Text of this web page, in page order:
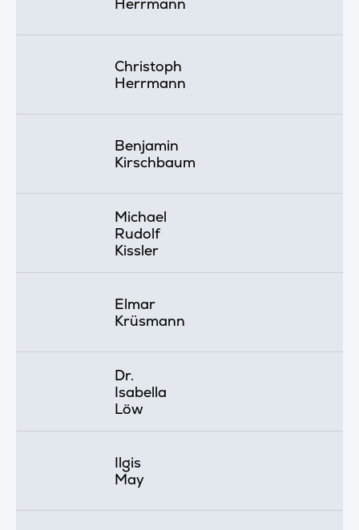
Christoph
Herrmann
Benjamin
Kirschbaum
Michael
Rudolf
Kissler
Elmar
Krüsmann
Dr.
Isabella
Löw
Ilgis
May